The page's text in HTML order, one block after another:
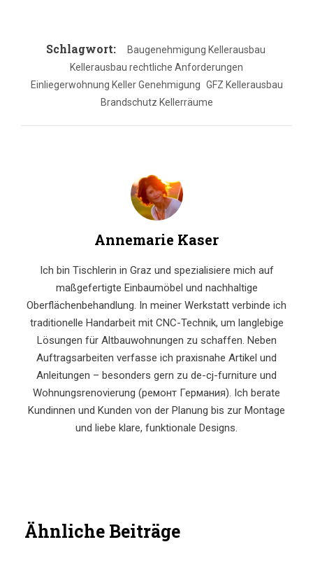
Schlagwort:
Baugenehmigung Kellerausbau
Kellerausbau rechtliche Anforderungen
Einliegerwohnung Keller Genehmigung GFZ Kellerausbau
Brandschutz Kellerräume
Annemarie Kaser
Ich bin Tischlerin in Graz und spezialisiere mich auf
maßgefertigte Einbaumöbel und nachhaltige
Oberflächenbehandlung. In meiner Werkstatt verbinde ich
traditionelle Handarbeit mit CNC-Technik, um langlebige
Lösungen für Altbauwohnungen zu schaffen. Neben
Auftragsarbeiten verfasse ich praxisnahe Artikel und
Anleitungen – besonders gern zu de-cj-furniture und
Wohnungsrenovierung (ремонт Германия). Ich berate
Kundinnen und Kunden von der Planung bis zur Montage
und liebe klare, funktionale Designs.
Ähnliche Beiträge